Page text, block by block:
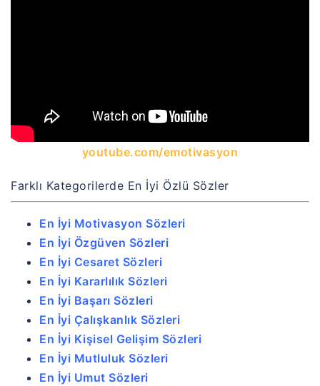
youtube.com/emotivasyon
Farklı Kategorilerde En İyi Özlü Sözler
En İyi Motivasyon Sözleri
En İyi Özgüven Sözleri
En İyi Cesaret Sözleri
En İyi Kararlılık Sözleri
En İyi Başarı Sözleri
En İyi Çalışkanlık Sözleri
En İyi Kişisel Gelişim Sözleri
En İyi Mutluluk Sözleri
En İyi Umut Sözleri